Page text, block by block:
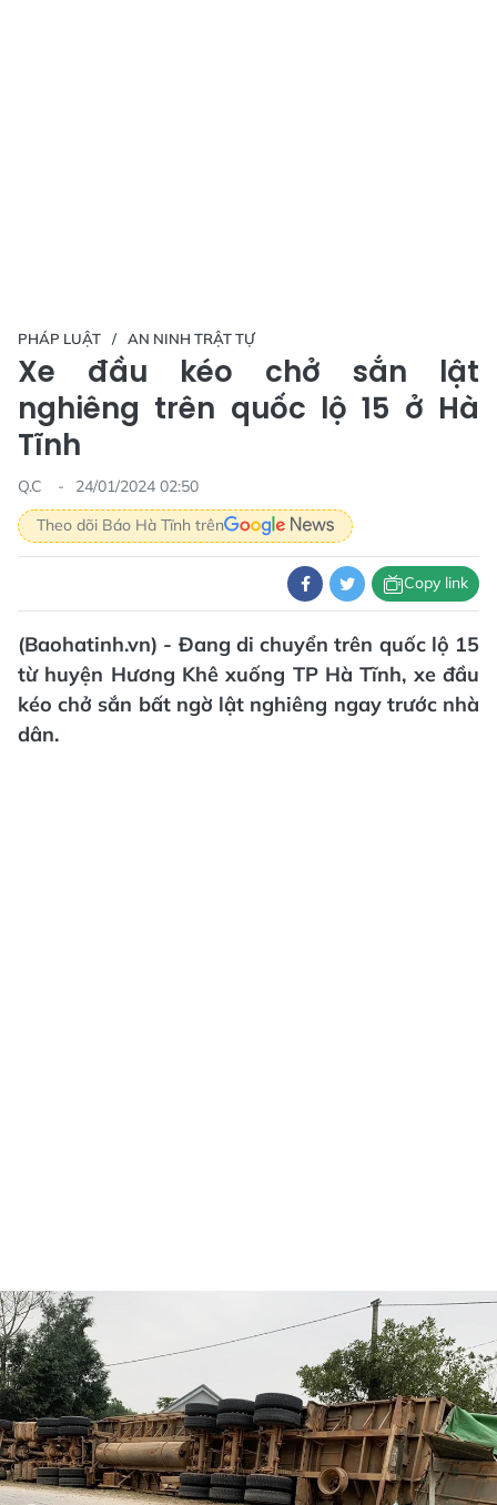
PHÁP LUẬT AN NINH TRẬT TỰ
Xe đầu kéo chở sắn lật
nghiêng trên quốc lộ 15 ở Hà
Tĩnh
Q.C
24/01/2024 02:50
Theo dõi Báo Hà Tĩnh trên
Copy link
(Baohatinh.vn) - Đang di chuyển trên quốc lộ 15
từ huyện Hương Khê xuống TP Hà Tĩnh, xe đầu
kéo chở sắn bất ngờ lật nghiêng ngay trước nhà
dân.